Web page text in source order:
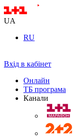
UA
RU
Вхід в кабінет
Онлайн
ТБ програма
Канали